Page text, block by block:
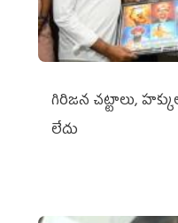
గిరిజన చట్టాలు,
లేదు